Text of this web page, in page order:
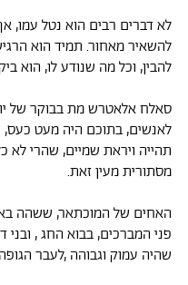
לא דברים רבים הוא נטל עמו,
להשאיר מאחור. תמיד הוא
להבין, וכל מה שנודע לו, הוא
סאלח אלאטרש מת בבוקר של
לאנשים, בתוכם היה מעט כעס,
תהייה ויראת שמיים, שהרי לא
מסתורית מעין זאת.
האחים של המוכתאר, ששהה
פני המברכים, בבוא החג , ובני
שהיה עמוק וגבוהה ,לעבר